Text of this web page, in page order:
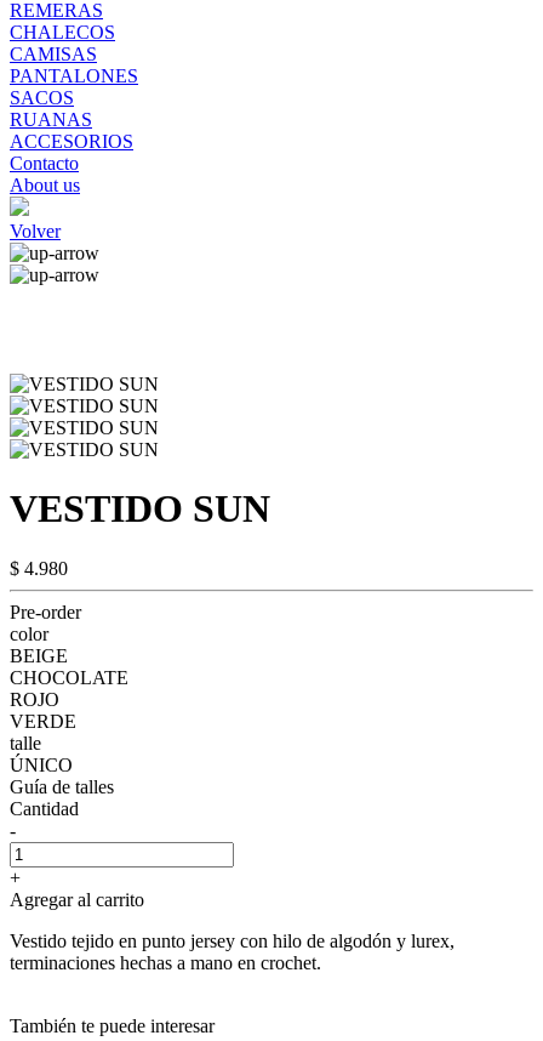
REMERAS
CHALECOS
CAMISAS
PANTALONES
SACOS
RUANAS
ACCESORIOS
Contacto
About us
Volver
VESTIDO SUN
$ 4.980
Pre-order
color
BEIGE
CHOCOLATE
ROJO
VERDE
talle
ÚNICO
Guía de talles
Cantidad
-
+
Agregar al carrito
Vestido tejido en punto jersey con hilo de algodón y lurex,
terminaciones hechas a mano en crochet.
También te puede interesar